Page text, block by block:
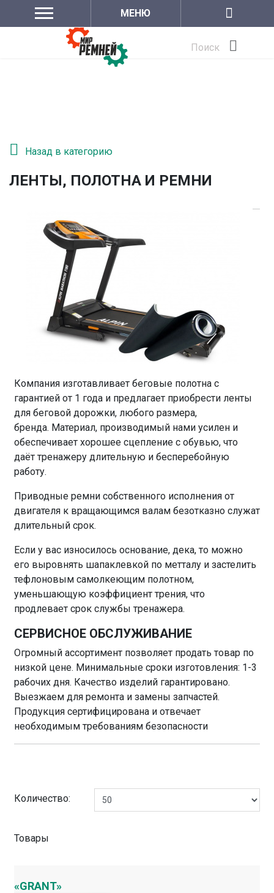
МЕНЮ
Поиск
Назад в категорию
ЛЕНТЫ, ПОЛОТНА И РЕМНИ
Компания изготавливает беговые полотна с
гарантией от 1 года и предлагает приобрести ленты
для беговой дорожки, любого размера,
бренда. Материал, производимый нами усилен и
обеспечивает хорошее сцепление с обувью, что
даёт тренажеру длительную и бесперебойную
работу.
Приводные ремни собственного исполнения от
двигателя к вращающимся валам безотказно служат
длительный срок.
Если у вас износилось основание, дека, то можно
его выровнять шапаклевкой по метталу и застелить
тефлоновым самолкеющим полотном,
уменьшающую коэффициент трения, что
продлевает срок службы тренажера.
СЕРВИСНОЕ ОБСЛУЖИВАНИЕ
Огромный ассортимент позволяет продать товар по
низкой цене. Минимальные сроки изготовления: 1-3
рабочих дня. Качество изделий гарантировано.
Выезжаем для ремонта и замены запчастей.
Продукция сертифицирована и отвечает
необходимым требованиям безопасности
Количество:
Товары
«GRANT»